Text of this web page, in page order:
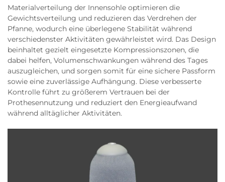
Materialverteilung der Innensohle optimieren die
Gewichtsverteilung und reduzieren das Verdrehen der
Pfanne, wodurch eine überlegene Stabilität während
verschiedenster Aktivitäten gewährleistet wird. Das Design
beinhaltet gezielt eingesetzte Kompressionszonen, die
dabei helfen, Volumenschwankungen während des Tages
auszugleichen, und sorgen somit für eine sichere Passform
sowie eine zuverlässige Aufhängung. Diese verbesserte
Kontrolle führt zu größerem Vertrauen bei der
Prothesennutzung und reduziert den Energieaufwand
während alltäglicher Aktivitäten.